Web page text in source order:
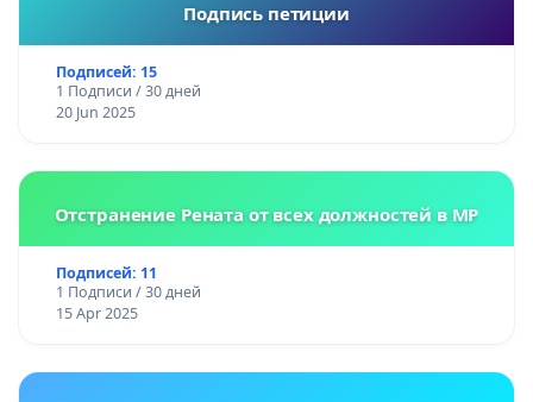
Подпись петиции
Подписей: 15
1 Подписи / 30 дней
20 Jun 2025
Отстранение Рената от всех должностей в МР
Подписей: 11
1 Подписи / 30 дней
15 Apr 2025